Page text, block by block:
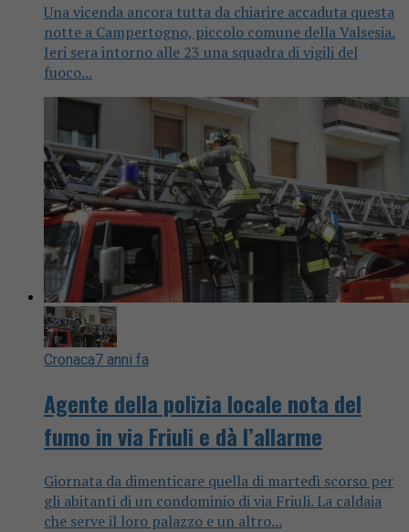
Una vicenda ancora tutta da chiarire accaduta questa
notte a Campertogno, piccolo comune della Valsesia.
Ieri sera intorno alle 23 una squadra di vigili del
fuoco...
Cronaca7 anni fa
Agente della polizia locale nota del
fumo in via Friuli e dà l’allarme
Giornata da dimenticare quella di martedì scorso per
gli abitanti di un condominio di via Friuli. La caldaia
che serve il loro palazzo e un altro...